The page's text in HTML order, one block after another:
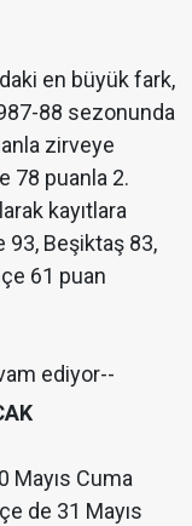
en büyük fark,
88 sezonunda
zirveye
78 puanla 2.
kayıtlara
93, Beşiktaş 83,
61 puan
ediyor--
Mayıs Cuma
de 31 Mayıs